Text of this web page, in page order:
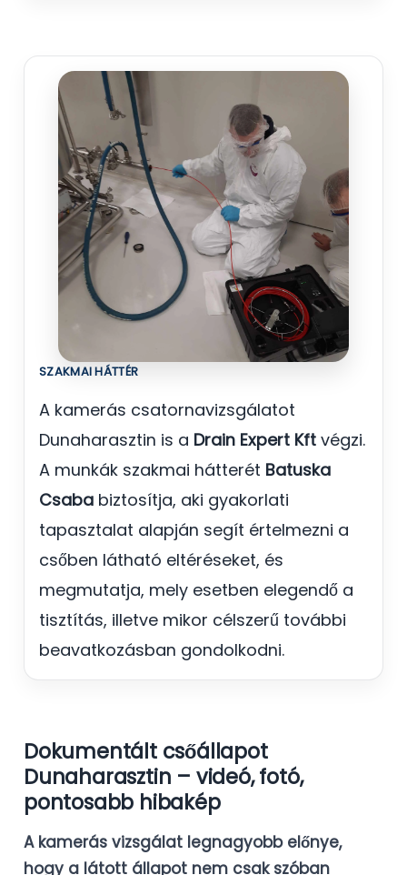
SZAKMAI HÁTTÉR
A kamerás csatornavizsgálatot
Dunaharasztin is a Drain Expert Kft végzi.
A munkák szakmai hátterét Batuska
Csaba biztosítja, aki gyakorlati
tapasztalat alapján segít értelmezni a
csőben látható eltéréseket, és
megmutatja, mely esetben elegendő a
tisztítás, illetve mikor célszerű további
beavatkozásban gondolkodni.
Dokumentált csőállapot
Dunaharasztin – videó, fotó,
pontosabb hibakép
A kamerás vizsgálat legnagyobb előnye,
hogy a látott állapot nem csak szóban